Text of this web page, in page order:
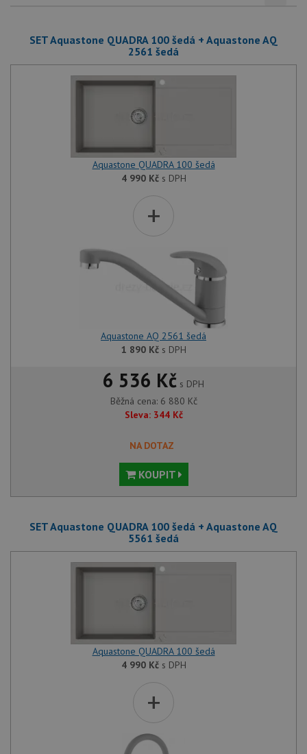
SET Aquastone QUADRA 100 šedá + Aquastone AQ
2561 šedá
Aquastone QUADRA 100 šedá
4 990 Kčs DPH
+
Aquastone AQ 2561 šedá
1 890 Kčs DPH
6 536 Kč s DPH
Běžná cena: 6 880 Kč
Sleva: 344 Kč
NA DOTAZ
KOUPIT
SET Aquastone QUADRA 100 šedá + Aquastone AQ
5561 šedá
Aquastone QUADRA 100 šedá
4 990 Kčs DPH
+